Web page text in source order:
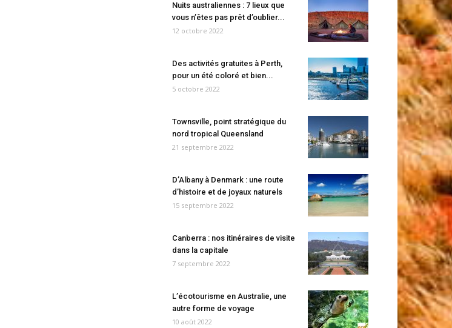
Nuits australiennes : 7 lieux que
vous n’êtes pas prêt d’oublier...
12 octobre 2022
Des activités gratuites à Perth,
pour un été coloré et bien...
5 octobre 2022
Townsville, point stratégique du
nord tropical Queensland
21 septembre 2022
D’Albany à Denmark : une route
d’histoire et de joyaux naturels
15 septembre 2022
Canberra : nos itinéraires de visite
dans la capitale
7 septembre 2022
L’écotourisme en Australie, une
autre forme de voyage
10 août 2022